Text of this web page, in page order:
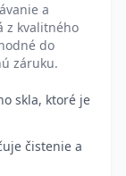
a
z kvalitného
do
záruku.
skla, ktoré je
čistenie a